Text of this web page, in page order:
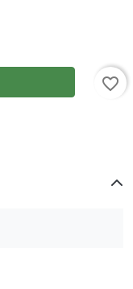
favorite_border